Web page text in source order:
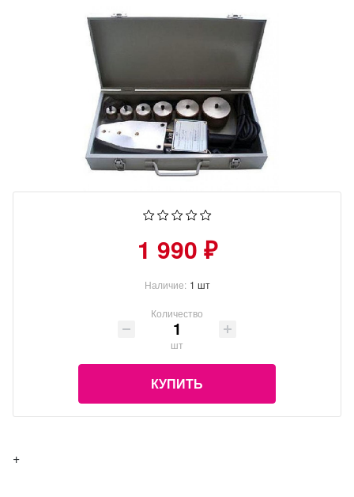
1 990 ₽
Наличие: 1 шт
Количество
шт
КУПИТЬ
+